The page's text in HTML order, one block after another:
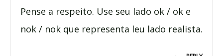
Pense a respeito. Use seu lado ok / ok e
nok / nok que representa leu lado realista.